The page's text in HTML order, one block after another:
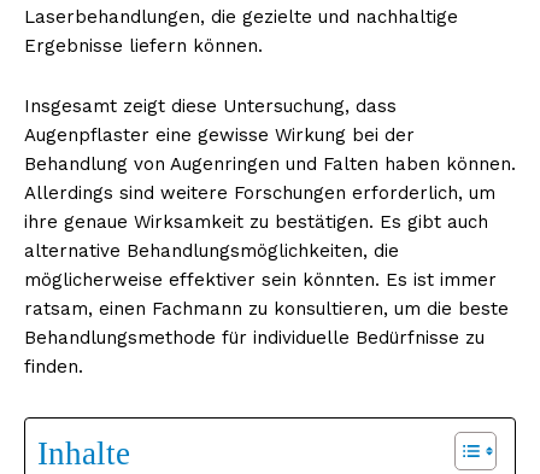
Laserbehandlungen, die gezielte und nachhaltige
Ergebnisse liefern können.
Insgesamt zeigt diese Untersuchung, dass
Augenpflaster eine gewisse Wirkung bei der
Behandlung von Augenringen und Falten haben können.
Allerdings sind weitere Forschungen erforderlich, um
ihre genaue Wirksamkeit zu bestätigen. Es gibt auch
alternative Behandlungsmöglichkeiten, die
möglicherweise effektiver sein könnten. Es ist immer
ratsam, einen Fachmann zu konsultieren, um die beste
Behandlungsmethode für individuelle Bedürfnisse zu
finden.
Inhalte